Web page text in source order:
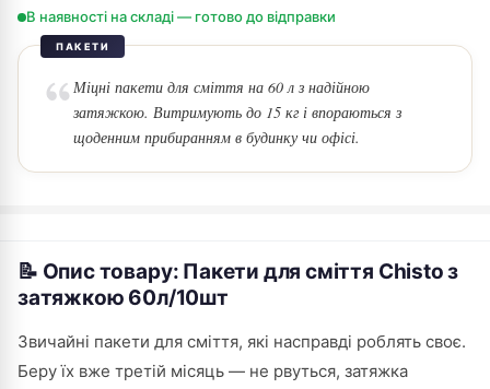
В наявності на складі — готово до відправки
ПАКЕТИ
Міцні пакети для сміття на 60 л з надійною
затяжкою. Витримують до 15 кг і впораються з
щоденним прибиранням в будинку чи офісі.
📝 Опис товару: Пакети для сміття Chisto з
затяжкою 60л/10шт
Звичайні пакети для сміття, які насправді роблять своє.
Беру їх вже третій місяць — не рвуться, затяжка